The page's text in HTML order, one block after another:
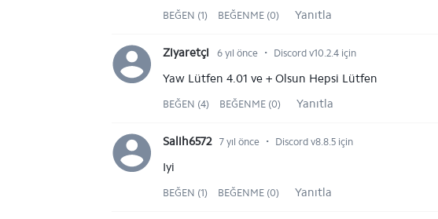
BEĞEN (1) BEĞENME (0) Yanıtla
Ziyaretçi 6 yıl önce ⋅ Discord v10.2.4 için
Yaw Lütfen 4.01 ve + Olsun Hepsi Lütfen
BEĞEN (4) BEĞENME (0) Yanıtla
Salih6572 7 yıl önce ⋅ Discord v8.8.5 için
Iyi
BEĞEN (1) BEĞENME (0) Yanıtla